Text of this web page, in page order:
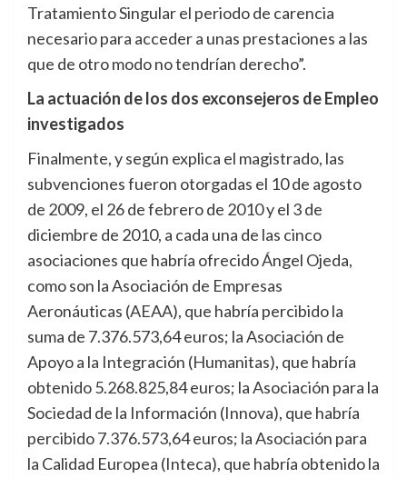
Tratamiento Singular el periodo de carencia
necesario para acceder a unas prestaciones a las
que de otro modo no tendrían derecho”.
La actuación de los dos exconsejeros de Empleo
investigados
Finalmente, y según explica el magistrado, las
subvenciones fueron otorgadas el 10 de agosto
de 2009, el 26 de febrero de 2010 y el 3 de
diciembre de 2010, a cada una de las cinco
asociaciones que habría ofrecido Ángel Ojeda,
como son la Asociación de Empresas
Aeronáuticas (AEAA), que habría percibido la
suma de 7.376.573,64 euros; la Asociación de
Apoyo a la Integración (Humanitas), que habría
obtenido 5.268.825,84 euros; la Asociación para la
Sociedad de la Información (Innova), que habría
percibido 7.376.573,64 euros; la Asociación para
la Calidad Europea (Inteca), que habría obtenido la